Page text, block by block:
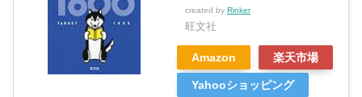
created by Rinker
旺文社
Amazon 楽天市場
Yahooショッピング